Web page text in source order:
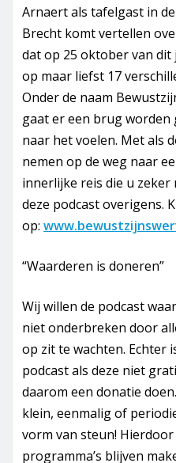
Arnaert als tafelgast in
Brecht komt vertellen
dat op 25 oktober van dit
op maar liefst 17
Onder de naam
gaat er een brug worden
naar het voelen. Met als
nemen op de weg naar
innerlijke reis die u zeker
deze podcast overigens.
op:
“Waarderen is doneren”
Wij willen de podcast
niet onderbreken door
op zit te wachten. Echter
podcast als deze niet
daarom een donatie
klein, eenmalig of
vorm van steun!
programma’s blijven